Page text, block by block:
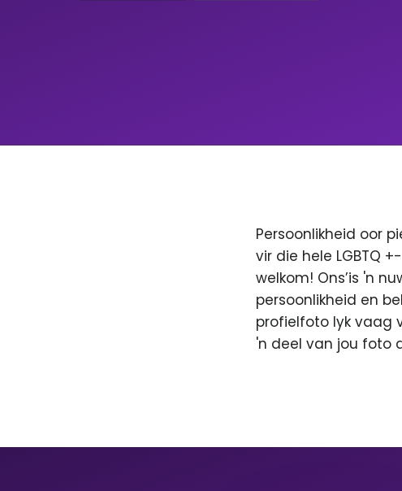
Persoonlikheid oor
vir die hele LGBTQ
welkom! Ons’is 'n
persoonlikheid en
profielfoto lyk vaag
'n deel van jou foto